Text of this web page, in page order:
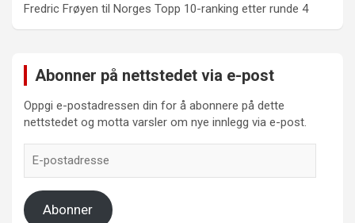
Fredric Frøyen til Norges Topp 10-ranking etter runde 4
Abonner på nettstedet via e-post
Oppgi e-postadressen din for å abonnere på dette
nettstedet og motta varsler om nye innlegg via e-post.
postadresse
Abonner